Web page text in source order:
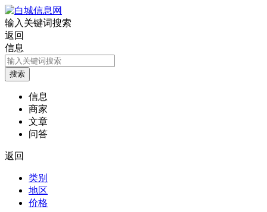
输入关键词搜索
返回
信息
信息
商家
文章
问答
返回
类别
地区
价格